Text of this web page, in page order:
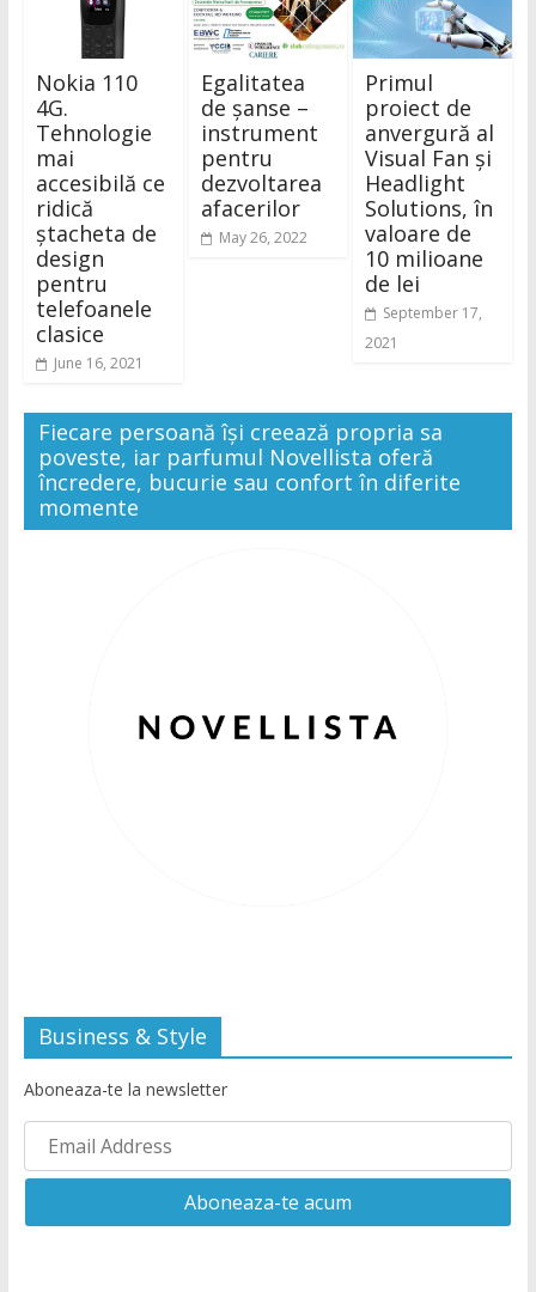
Nokia 110
4G.
Tehnologie
mai
accesibilă ce
ridică
ștacheta de
design
pentru
telefoanele
clasice
June 16, 2021
Egalitatea
de șanse –
instrument
pentru
dezvoltarea
afacerilor
May 26, 2022
Primul
proiect de
anvergură al
Visual Fan și
Headlight
Solutions, în
valoare de
10 milioane
de lei
September 17,
2021
Fiecare persoană își creează propria sa
poveste, iar parfumul Novellista oferă
încredere, bucurie sau confort în diferite
momente
Business & Style
Aboneaza-te la newsletter